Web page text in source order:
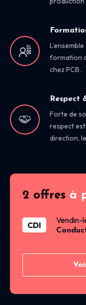
formation
chez PCB.
Respect
Forte de
respect
direction,
2 offres à
CDI Vendin-